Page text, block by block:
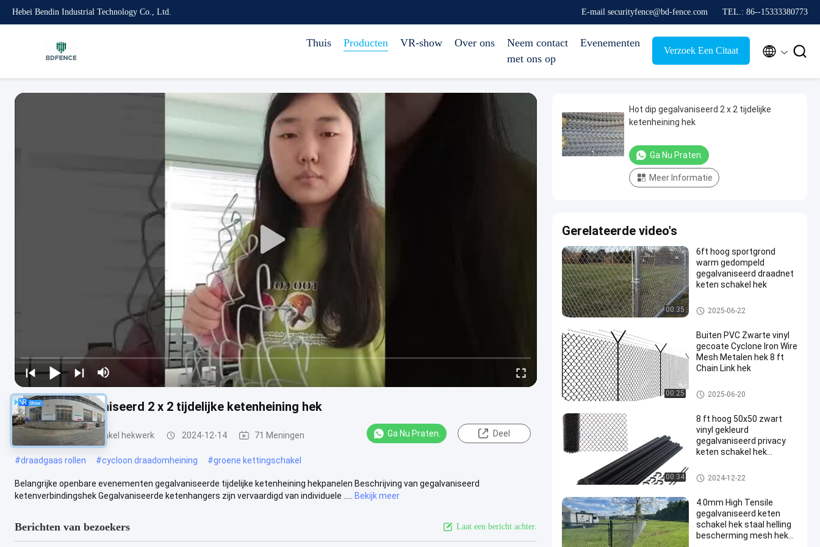
Hebei Bendin Industrial Technology Co., Ltd. E-mail securityfence@bd-fence.com TEL.: 86--15333380773
Thuis Producten VR-show Over ons
Neem contact
met ons op
Evenementen
Verzoek Een Citaat  
Hot dip gegalvaniseerd 2 x 2 tijdelijke ketenheining hek
Metalen kettingschakel hekwerk 2024-12-14 71 Meningen Ga Nu Praten. Deel
#draadgaas rollen #cycloon draadomheining #groene kettingschakel
Belangrijke openbare evenementen gegalvaniseerde tijdelijke ketenheining hekpanelen Beschrijving van gegalvaniseerd
ketenverbindingshek Gegalvaniseerde ketenhangers zijn vervaardigd van individuele .....
Bekijk meer
Berichten van bezoekers Laat een bericht achter.
Hot dip gegalvaniseerd 2 x 2 tijdelijke
ketenheining hek
Ga Nu Praten.
Meer Informatie
Gerelateerde video's
00:35
6ft hoog sportgrond
warm gedompeld
gegalvaniseerd draadnet
keten schakel hek
Metalen kettingschakel hekwer
k
2025-06-22
00:25
Buiten PVC Zwarte vinyl
gecoate Cyclone Iron Wire
Mesh Metalen hek 8 ft
Chain Link hek
Metalen kettingschakel hekwer
k
2025-06-20
00:34
8 ft hoog 50x50 zwart
vinyl gekleurd
gegalvaniseerd privacy
keten schakel hek
Metalen kettingschakel hekwer
k
2024-12-22
4.0mm High Tensile
gegalvaniseerd keten
schakel hek staal helling
bescherming mesh hek